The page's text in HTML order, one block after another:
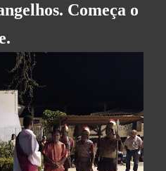
Começa o